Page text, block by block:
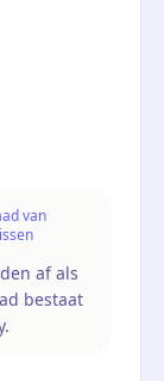
van
af als
bestaat